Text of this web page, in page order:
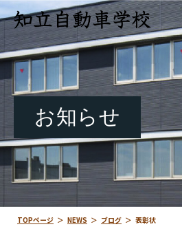
お知らせ
TOPページ ＞ NEWS ＞ ブログ ＞ 表彰状